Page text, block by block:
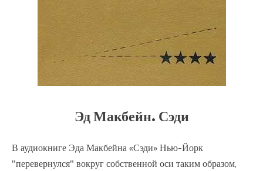
Эд Макбейн. Сэди
В аудиокниге Эда Макбейна «Сэди» Нью-Йорк
"перевернулся" вокруг собственной оси таким образом,